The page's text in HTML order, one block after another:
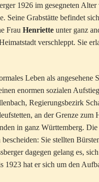
1926 im gesegneten Alter
Seine Grabstätte befindet
Frau Henrietteunter ganz
verschleppt. Sie
Leben als angesehene
enormen sozialen
Regierungsbezirk
an der Grenze zum
in ganz Württemberg. Die
Sie stellten
dagegen gelang es,
1923 hat er sich um den